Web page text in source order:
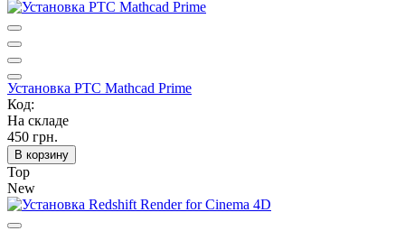
Установка PTC Mathcad Prime
Код:
На складе
450 грн.
В корзину
Top
New